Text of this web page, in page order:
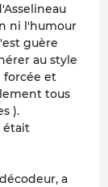
ni l'humour
guère
au style
forcée et
tous
).
était
a